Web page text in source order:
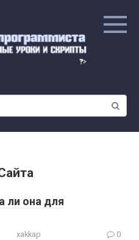
ли она для
xakkap 0